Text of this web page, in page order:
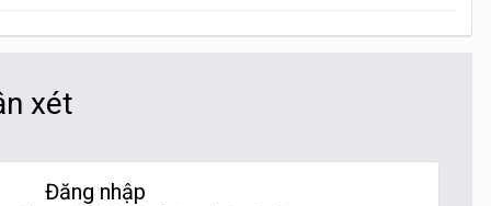
xét
Đăng nhập